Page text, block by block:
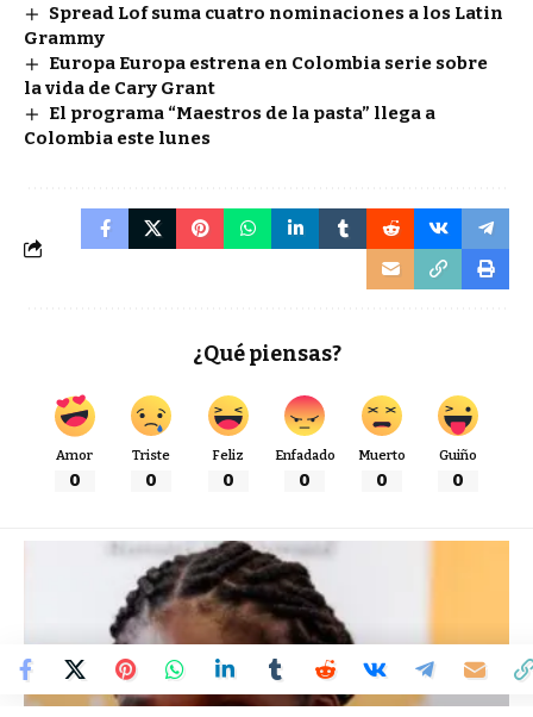
Spread Lof suma cuatro nominaciones a los Latin
Grammy
Europa Europa estrena en Colombia serie sobre
la vida de Cary Grant
El programa “Maestros de la pasta” llega a
Colombia este lunes
¿Qué piensas?
Amor
0
Triste
0
Feliz
0
Enfadado
0
Muerto
0
Guiño
0